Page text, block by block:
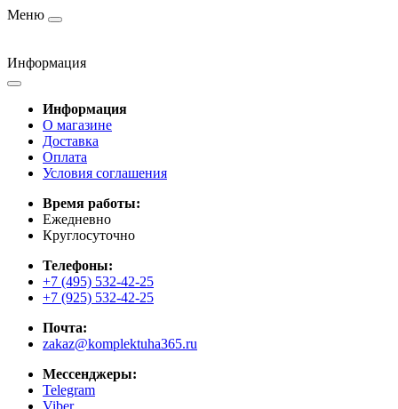
Меню
Информация
Информация
О магазине
Доставка
Оплата
Условия соглашения
Время работы:
Ежедневно
Круглосуточно
Телефоны:
+7 (495) 532-42-25
+7 (925) 532-42-25
Почта:
zakaz@komplektuha365.ru
Мессенджеры:
Telegram
Viber